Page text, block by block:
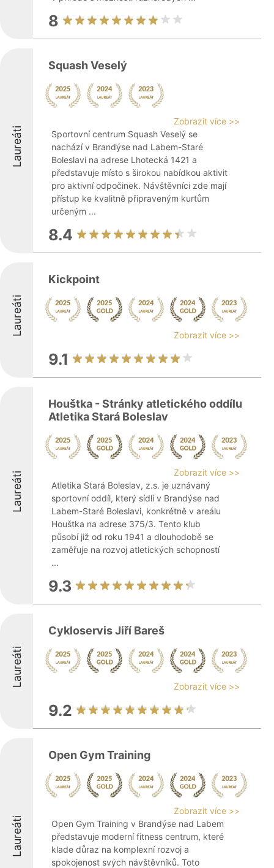
8
Laureáti
Squash Veselý
Zobrazit více >>
Sportovní centrum Squash Veselý se
nachází v Brandýse nad Labem-Staré
Boleslavi na adrese Lhotecká 1421 a
představuje místo s širokou nabídkou aktivit
pro aktivní odpočinek. Návštěvníci zde mají
přístup ke kvalitně připraveným kurtům
určeným ...
8.4
Laureáti
Kickpoint
Zobrazit více >>
9.1
Laureáti
Houštka - Stránky atletického oddílu
Atletika Stará Boleslav
Zobrazit více >>
Atletika Stará Boleslav, z.s. je uznávaný
sportovní oddíl, který sídlí v Brandýse nad
Labem-Staré Boleslavi, konkrétně v areálu
Houštka na adrese 375/3. Tento klub
působí již od roku 1941 a dlouhodobě se
zaměřuje na rozvoj atletických schopností
...
9.3
Laureáti
Cykloservis Jiří Bareš
Zobrazit více >>
9.2
Laureáti
Open Gym Training
Zobrazit více >>
Open Gym Training v Brandýse nad Labem
představuje moderní fitness centrum, které
klade důraz na komplexní rozvoj a
spokojenost svých návštěvníků. Toto